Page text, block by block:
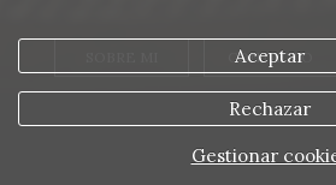
CONTACTO
Aceptar
Rechazar
Gestionar